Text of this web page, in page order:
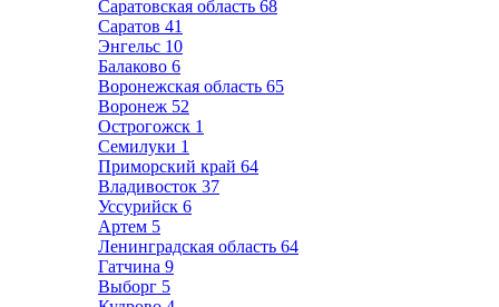
Саратовская область 68
Саратов 41
Энгельс 10
Балаково 6
Воронежская область 65
Воронеж 52
Острогожск 1
Семилуки 1
Приморский край 64
Владивосток 37
Уссурийск 6
Артем 5
Ленинградская область 64
Гатчина 9
Выборг 5